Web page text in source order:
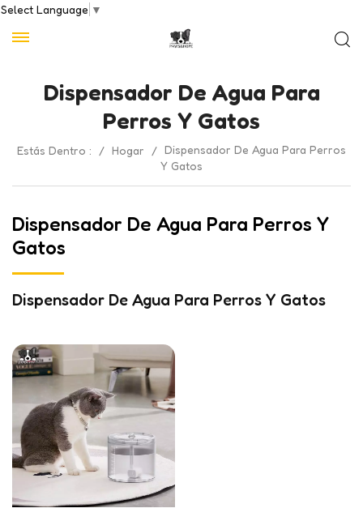
Select Language ▼
Dispensador De Agua Para
Perros Y Gatos
Estás Dentro : / Hogar / Dispensador De Agua Para Perros
Y Gatos
Dispensador De Agua Para Perros Y
Gatos
Dispensador De Agua Para Perros Y Gatos